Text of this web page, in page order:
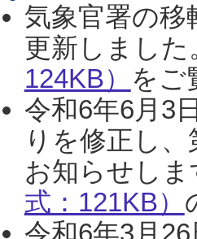
気象官署の移
更新しました
124KB） をご
令和6年6月3
りを修正し
お知らせしま
式：121KB）
令和6年3月